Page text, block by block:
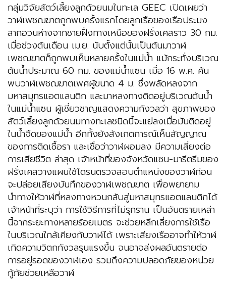
กลุ่มวิจัยสัตว์เลี้ยงลูกด้วยนมในทะเล GEEC เปิดเผยว่า
วาฬเพชฌฆาตถูกพบครั้งแรกโดยลูกเรือของเรือประมง
ลากอวนห่างจากชายฝั่งทางเหนือของฝรั่งเศสราว 30 กม.
เมื่อช่วงต้นเดือน เม.ย. นับตั้งแต่นั้นเป็นต้นมาวาฬ
เพชฌฆาตก็ถูกพบเห็นหลายครั้งในแม่น้ำ แม้กระทั่งบริเวณ
ต้นน้ำประมาณ 60 กม. ของแม่น้ำแซน เมื่อ 16 พ.ค. ค้น
พบวาฬเพชฌฆาตเพศผู้ขนาด 4 ม. ซึ่งพลัดหลงจาก
มหาสมุทรแอตแลนติก และมาหลงทางติดอยู่บริเวณต้นน้ำ
ในแม่น้ำแซน ผู้เชี่ยวชาญแสดงความกังวลว่า สุขภาพของ
สัตว์เลี้ยงลูกด้วยนมทางทะเลชนิดนี้จะแย่ลงเมื่อมันติดอยู่
ในน้ำจืดของแม่น้ำ อีกทั้งยังสังเกตการณ์เห็นสัญญาณ
ของการติดเชื้อรา และเชื่อว่าวาฬผอมลง มีความเสี่ยงต่อ
การเสียชีวิต ล่าสุด เจ้าหน้าที่ของจังหวัดแซน-มารีตรีมของ
ฝรั่งเศสวางแผนใช้โดรนตรวจสอบตำแหน่งของวาฬก่อน
จะปล่อยเสียงบันทึกของวาฬเพชฌฆาต เพื่อพยายาม
นำทางให้วาฬที่หลงทางหวนกลับสู่มหาสมุทรแอตแลนติกได้
เจ้าหน้าที่ระบุว่า การใช้วิธีการที่ไม่รุกราน เป็นอันตรายเหล่า
นี้จากระยะทางหลายร้อยเมตร จะช่วยหลีกเลี่ยงการใช้เรือ
ในบริเวณใกล้เคียงกับวาฬได้ เพราะเสียงเรืออาจทำให้วาฬ
เกิดความวิตกกังวลรุนแรงขึ้น จนอาจส่งผลอันตรายต่อ
การอยู่รอดของวาฬเอง รวมถึงความปลอดภัยของหน่วย
กู้ภัยช่วยเหลือวาฬ